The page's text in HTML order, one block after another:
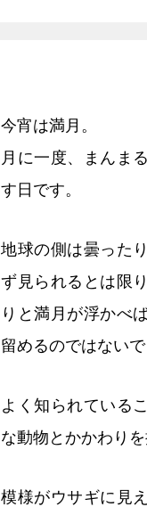
今宵は満月。
月に一度、まんま
す日です。
地球の側は曇った
ず見られるとは限
りと満月が浮かべ
留めるのではないで
よく知られている
な動物とかかわりを
模様がウサギに見